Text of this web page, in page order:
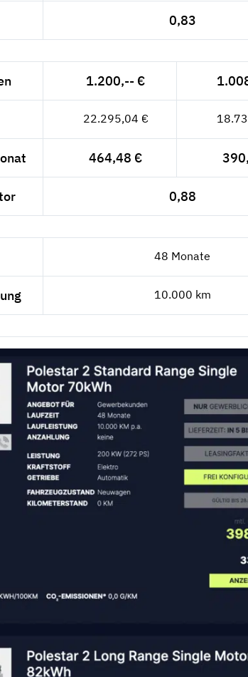
0,83
1.200,-- €
22.295,04 €
464,48 €
0,88
48 Monate
10.000 km